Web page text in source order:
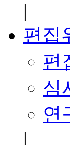
|
편집
편
심
연
|